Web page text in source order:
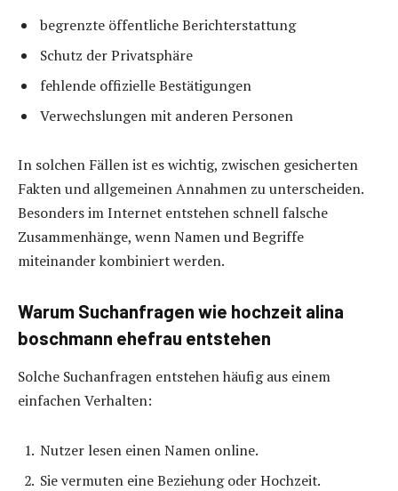
begrenzte öffentliche Berichterstattung
Schutz der Privatsphäre
fehlende offizielle Bestätigungen
Verwechslungen mit anderen Personen
In solchen Fällen ist es wichtig, zwischen gesicherten
Fakten und allgemeinen Annahmen zu unterscheiden.
Besonders im Internet entstehen schnell falsche
Zusammenhänge, wenn Namen und Begriffe
miteinander kombiniert werden.
Warum Suchanfragen wie hochzeit alina
boschmann ehefrau entstehen
Solche Suchanfragen entstehen häufig aus einem
einfachen Verhalten:
Nutzer lesen einen Namen online.
Sie vermuten eine Beziehung oder Hochzeit.